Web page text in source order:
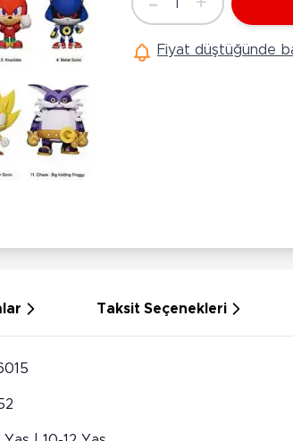
Oyuncakları
Bebek Araç Gereçleri
Adet
1
Fiyat düştüğünde
Taksit Seçenekleri